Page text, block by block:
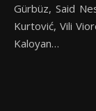
Gürbüz, Said
Kurtović, Vili
Kaloyan…